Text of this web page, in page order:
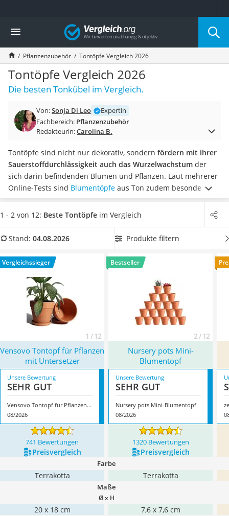
Die beliebtesten Vergleiche nach Kategorie
Baumarkt
Tresor feuerfest
Makita-Akku-Rasenmäher
Kappsäge
Smartes Türschloss
Akku-Rasentrimmer
Split-Klimaanlage 2 Innengeräte
Pelletofen
Tiefbrunnenpumpe
Fliesenschneider
Hochdruckreiniger
Doppelschleifer
Überwachungskamera
Benzinrasenmäher mit Elektrostart
Löschdecke
Winterharte Palmen
Gasdurchlauferhitzer
Vergleich
Pflanzenzubehör Tontöpfe Vergleich 2026
Tontöpfe Vergleich 2026
Die besten Tonkübel im Vergleich.
Von:Sonja Di Leo
Expertin
Fachbereich: Pflanzenzubehör
Redakteurin:Carolina B.
Tontöpfe sind nicht nur dekorativ, sondern fördern mit ihrer
Sauerstoffdurchlässigkeit auch das Wurzelwachstum der
sich darin befindenden Blumen und Pflanzen. Laut mehrerer
Online-Tests sind Blumentöpfe aus Ton zudem besonders
robust.Wählen Sie jetzt aus unserer Vergleichstabelle
Tontöpfe, diemit einem Wasserablaufloch ausgestattet sind,
verschiedenen Sets, sodass Sie die für Sie passende Größe
Überzeugt hat uns hier im August 2026 besonders das
ModellVensovo Tontopf für Pflanzen mit Untersetzer
seinen Eigenschaften.
1 - 2 von 12: Beste Tontöpfe im Vergleich
Stand: 04.08.2026 Produkte filtern
Vergleichssieger
1 / 12
Bestseller
2 / 12
Vensovo Tontopf für Pflanzen
mit Untersetzer
Nursery pots Mini-
Blumentopf
Unsere Bewertung
SEHR GUT
Vensovo Tontopf für Pflanzen mit Untersetzer
08/2026
Unsere Bewertung
SEHR GUT
Nursery pots Mini-Blumentopf
08/2026
741 Bewertungen 1320 Bewertungen
Preis­vergleich Preis­vergleich
Farbe
Terrakotta Terrakotta
Maße
Ø x H
20 x 18 cm 7,6 x 7,6 cm